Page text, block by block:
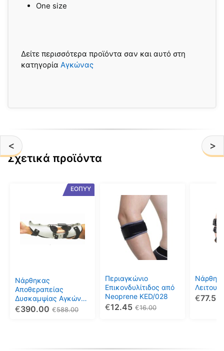
< >
One size
Δείτε περισσότερα προϊόντα σαν και αυτό στη
κατηγορία Αγκώνας
Σχετικά προϊόντα
ΕΟΠΥΥ
Νάρθηκας
Αποθεραπείας
Δυσκαμψίας Αγκώνος
PROGRESS PLUS
588.00
€
390.00
€
έχει
πολλαπλές
μπορούν
να
επιλεγούν
στη
Περιαγκώνιο
Επικονδυλίτιδος από
Neoprene KED/028
16.00
€
12.45
€
προϊόν
έχει
πολλαπλές
παραλλαγές.
μπορούν
να
επιλεγούν
στη
77.50
€
να